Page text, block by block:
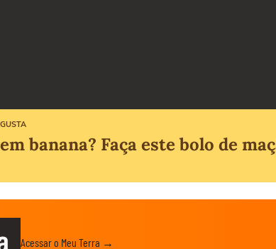
banana? Faça este bolo de
Acessar o Meu Terra →